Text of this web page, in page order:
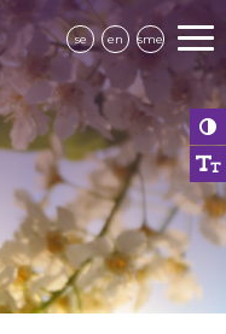
se en sme